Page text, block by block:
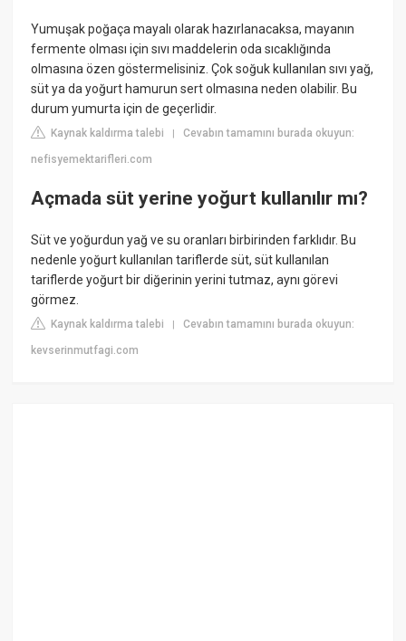
Yumuşak poğaça mayalı olarak hazırlanacaksa, mayanın
fermente olması için sıvı maddelerin oda sıcaklığında
olmasına özen göstermelisiniz. Çok soğuk kullanılan sıvı yağ,
süt ya da yoğurt hamurun sert olmasına neden olabilir. Bu
durum yumurta için de geçerlidir.
Kaynak kaldırma talebi |Cevabın tamamını burada okuyun:
nefisyemektarifleri.com
Açmada süt yerine yoğurt kullanılır mı?
Süt ve yoğurdun yağ ve su oranları birbirinden farklıdır. Bu
nedenle yoğurt kullanılan tariflerde süt, süt kullanılan
tariflerde yoğurt bir diğerinin yerini tutmaz, aynı görevi
görmez.
Kaynak kaldırma talebi |Cevabın tamamını burada okuyun:
kevserinmutfagi.com